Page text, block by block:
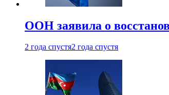
ООН заявила о
2 года спустя2 года спустя